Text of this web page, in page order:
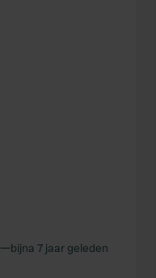
—bijna 7 jaar geleden